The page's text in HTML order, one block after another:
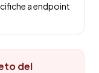
a endpoint
del